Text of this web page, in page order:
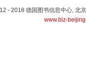
- 2018 德国图书信息中心, 北
www.biz-